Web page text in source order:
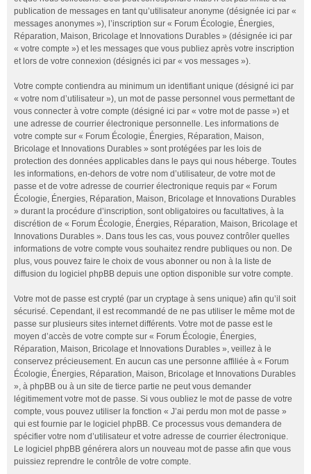
publication de messages en tant qu’utilisateur anonyme (désignée ici par «
messages anonymes »), l’inscription sur « Forum Écologie, Énergies,
Réparation, Maison, Bricolage et Innovations Durables » (désignée ici par
« votre compte ») et les messages que vous publiez après votre inscription
et lors de votre connexion (désignés ici par « vos messages »).
Votre compte contiendra au minimum un identifiant unique (désigné ici par
« votre nom d’utilisateur »), un mot de passe personnel vous permettant de
vous connecter à votre compte (désigné ici par « votre mot de passe ») et
une adresse de courrier électronique personnelle. Les informations de
votre compte sur « Forum Écologie, Énergies, Réparation, Maison,
Bricolage et Innovations Durables » sont protégées par les lois de
protection des données applicables dans le pays qui nous héberge. Toutes
les informations, en-dehors de votre nom d’utilisateur, de votre mot de
passe et de votre adresse de courrier électronique requis par « Forum
Écologie, Énergies, Réparation, Maison, Bricolage et Innovations Durables
» durant la procédure d’inscription, sont obligatoires ou facultatives, à la
discrétion de « Forum Écologie, Énergies, Réparation, Maison, Bricolage et
Innovations Durables ». Dans tous les cas, vous pouvez contrôler quelles
informations de votre compte vous souhaitez rendre publiques ou non. De
plus, vous pouvez faire le choix de vous abonner ou non à la liste de
diffusion du logiciel phpBB depuis une option disponible sur votre compte.
Votre mot de passe est crypté (par un cryptage à sens unique) afin qu’il soit
sécurisé. Cependant, il est recommandé de ne pas utiliser le même mot de
passe sur plusieurs sites internet différents. Votre mot de passe est le
moyen d’accès de votre compte sur « Forum Écologie, Énergies,
Réparation, Maison, Bricolage et Innovations Durables », veillez à le
conservez précieusement. En aucun cas une personne affiliée à « Forum
Écologie, Énergies, Réparation, Maison, Bricolage et Innovations Durables
», à phpBB ou à un site de tierce partie ne peut vous demander
légitimement votre mot de passe. Si vous oubliez le mot de passe de votre
compte, vous pouvez utiliser la fonction « J’ai perdu mon mot de passe »
qui est fournie par le logiciel phpBB. Ce processus vous demandera de
spécifier votre nom d’utilisateur et votre adresse de courrier électronique.
Le logiciel phpBB générera alors un nouveau mot de passe afin que vous
puissiez reprendre le contrôle de votre compte.